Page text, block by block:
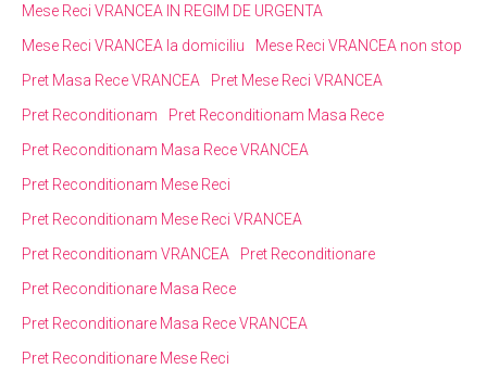
Mese Reci VRANCEA IN REGIM DE URGENTA
Mese Reci VRANCEA la domiciliu
Mese Reci VRANCEA non stop
Pret Masa Rece VRANCEA
Pret Mese Reci VRANCEA
Pret Reconditionam
Pret Reconditionam Masa Rece
Pret Reconditionam Masa Rece VRANCEA
Pret Reconditionam Mese Reci
Pret Reconditionam Mese Reci VRANCEA
Pret Reconditionam VRANCEA
Pret Reconditionare
Pret Reconditionare Masa Rece
Pret Reconditionare Masa Rece VRANCEA
Pret Reconditionare Mese Reci